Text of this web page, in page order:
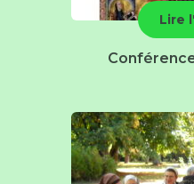
Lire